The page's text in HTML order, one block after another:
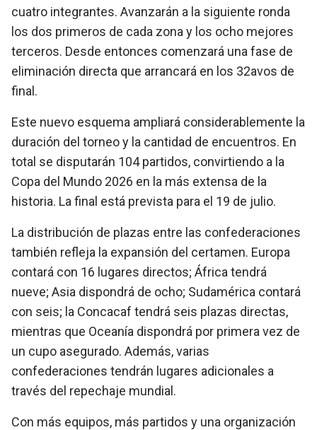
cuatro integrantes. Avanzarán a la siguiente ronda
los dos primeros de cada zona y los ocho mejores
terceros. Desde entonces comenzará una fase de
eliminación directa que arrancará en los 32avos de
final.
Este nuevo esquema ampliará considerablemente la
duración del torneo y la cantidad de encuentros. En
total se disputarán 104 partidos, convirtiendo a la
Copa del Mundo 2026 en la más extensa de la
historia. La final está prevista para el 19 de julio.
La distribución de plazas entre las confederaciones
también refleja la expansión del certamen. Europa
contará con 16 lugares directos; África tendrá
nueve; Asia dispondrá de ocho; Sudamérica contará
con seis; la Concacaf tendrá seis plazas directas,
mientras que Oceanía dispondrá por primera vez de
un cupo asegurado. Además, varias
confederaciones tendrán lugares adicionales a
través del repechaje mundial.
Con más equipos, más partidos y una organización